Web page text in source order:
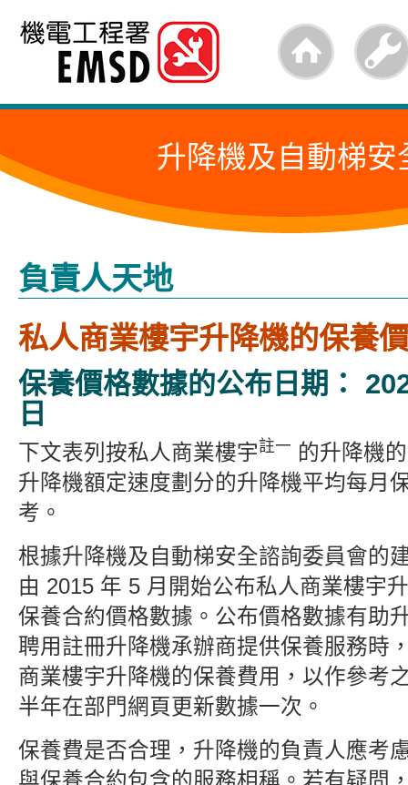
跳
內
的
始
升降機及自動梯安
負責人天地
私人商業樓宇升降機的保養
保養價格數據的公布日期：
日
下文表列按私人商業樓宇註一 的升降機
升降機額定速度劃分的升降機平均每月
考。
根據升降機及自動梯安全諮詢委員會的
由 2015 年 5 月開始公布私人商業樓宇
保養合約價格數據。公布價格數據有助
聘用註冊升降機承辦商提供保養服務時
商業樓宇升降機的保養費用，以作參考
半年在部門網頁更新數據一次。
保養費是否合理，升降機的負責人應考